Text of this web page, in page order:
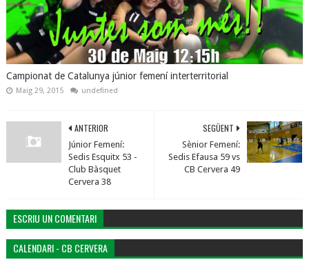
Campionat de Catalunya júnior femení interterritorial
Maig 29, 2015 undefined
SEGÜENT
Sènior Femení:
Sedis Efausa 59 vs
CB Cervera 49
ANTERIOR
Júnior Femení:
Sedis Esquitx 53 -
Club Bàsquet
Cervera 38
ESCRIU UN COMENTARI
CALENDARI - CB CERVERA